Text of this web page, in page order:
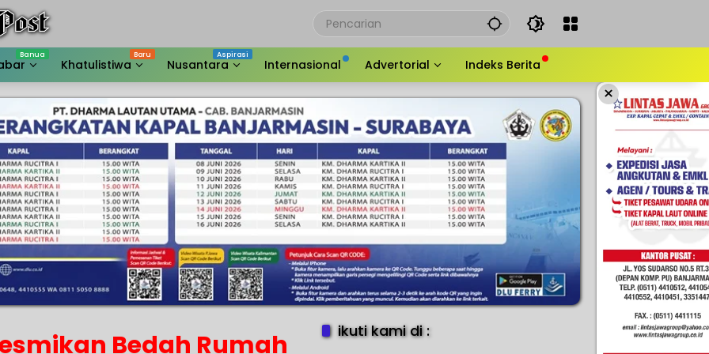
Khatulistiwa Nusantara Internasional Advertorial Indeks Berita
×
Bedah Rumah
ikuti kami di :